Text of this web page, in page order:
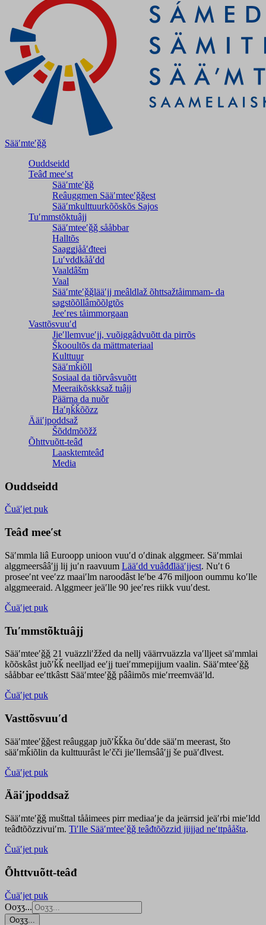
Sääʹmteʹǧǧ
Ouddseidd
Teâđ meeʹst
Sääʹmteʹǧǧ
Reâuggmen Sääʹmteeʹǧǧest
Sääʹmkulttuurkõõskõs Sajos
Tuʹmmstõktuâjj
Sääʹmteeʹǧǧ sååbbar
Halltõs
Saaǥǥjååʹđteei
Luʹvddkååʹdd
Vaaldâšm
Vaal
Sääʹmteʹǧǧlääʹjj meâldlaž õhttsažtåimmam- da
saǥstõõllâmõõlǥtõs
Jeeʹres tåimmorgaan
Vasttõsvuuʹd
Jieʹllemvueʹjj, vuõiggâdvuõtt da pirrõs
Škooultõs da mättmateriaal
Kulttuur
Sääʹmǩiõll
Sosiaal da tiõrvâsvuõtt
Meeraikõskksaž tuâjj
Päärna da nuõr
Haʹŋǩǩõõzz
Ääiʹjpoddsaž
Šõddmõõžž
Õhttvuõtt-teâđ
Laasktemteâđ
Media
Ouddseidd
Čuäʹjet puk
Teâđ meeʹst
Säʹmmla liâ Euroopp unioon vuuʹd oʹdinak alggmeer. Säʹmmlai
alggmeersââʹjj lij juʹn raavuum Lääʹdd vuâđđlääʹjjest. Nuʹt 6
proseeʹnt veeʹzz maaiʹlm naroodâst leʹbe 476 miljoon oummu koʹlle
alggmeeraid. Alggmeer jeäʹlle 90 jeeʹres riikk vuuʹdest.
Čuäʹjet puk
Tuʹmmstõktuâjj
Sääʹmteeʹǧǧ 21 vuäzzliʹžžed da nellj väärrvuäzzla vaʹlljeet säʹmmlai
kõõskâst juõʹǩǩ neelljad eeʹjj tueiʹmmepijjum vaalin. Sääʹmteeʹǧǧ
sååbbar eeʹttkâstt Sääʹmteeʹǧǧ pââimõs mieʹrreemvääʹld.
Čuäʹjet puk
Vasttõsvuuʹd
Sääʹmteeʹǧǧest reâuggap juõʹǩǩka õuʹdde sääʹm meerast, što
sääʹmǩiõlin da kulttuurâst leʹčči jieʹllemsââʹjj še puäʹđlvest.
Čuäʹjet puk
Ääiʹjpoddsaž
Sääʹmteʹǧǧ mušttal tååimees pirr mediaaʹje da jeärrsid jeäʹrbi mieʹldd
teâđtõõzzivuiʹm. Tiʹlle Sääʹmteeʹǧǧ teâđtõõzzid jiijjad neʹttpååšta.
Čuäʹjet puk
Õhttvuõtt-teâđ
Čuäʹjet puk
Ooʒʒ...
Ooʒʒ...